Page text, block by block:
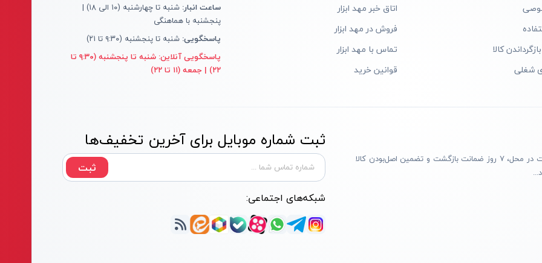
کالا
شغلی
اتاق خبر مهد ابزار
فروش در مهد ابزار
تماس با مهد ابزار
قوانین خرید
ساعت انبار:
شنبه تا چهارشنبه (۱۰ الی ۱۸) |
پنجشنبه با هماهنگی
پاسخگویی: شنبه تا پنجشنبه (۹:۳۰ تا ۲۱)
پاسخگویی آنلاین:
شنبه تا پنجشنبه (۹:۳۰ تا
۲۲) | جمعه (۱۱ تا ۲۲)
مهد ابزار با بیش از یک دهه تجربه، با پایبندی به سه اصل پرداخت در محل، ۷ روز ضمانت بازگشت و تضمین اصل‌بودن کالا
ثبت شماره موبایل برای آخرین تخفیف‌ها
ثبت
شبکه‌های اجتماعی: